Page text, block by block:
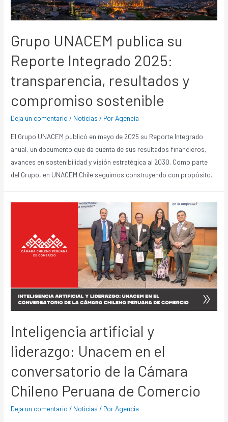
Grupo UNACEM publica su
Reporte Integrado 2025:
transparencia, resultados y
compromiso sostenible
Deja un comentario / Noticias / Por Agencia
El Grupo UNACEM publicó en mayo de 2025 su Reporte Integrado
anual, un documento que da cuenta de sus resultados financieros,
avances en sostenibilidad y visión estratégica al 2030. Como parte
del Grupo, en UNACEM Chile seguimos construyendo con propósito.
Inteligencia artificial y
liderazgo: Unacem en el
conversatorio de la Cámara
Chileno Peruana de Comercio
Deja un comentario / Noticias / PorAgencia